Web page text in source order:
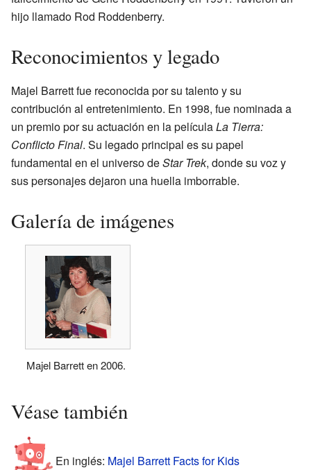
hijo llamado Rod Roddenberry.
Reconocimientos y legado
Majel Barrett fue reconocida por su talento y su
contribución al entretenimiento. En 1998, fue nominada a
un premio por su actuación en la películaLa Tierra:
Conflicto Final. Su legado principal es su papel
fundamental en el universo deStar Trek, donde su voz y
sus personajes dejaron una huella imborrable.
Galería de imágenes
Majel Barrett en 2006.
Véase también
En inglés: Majel Barrett Facts for Kids